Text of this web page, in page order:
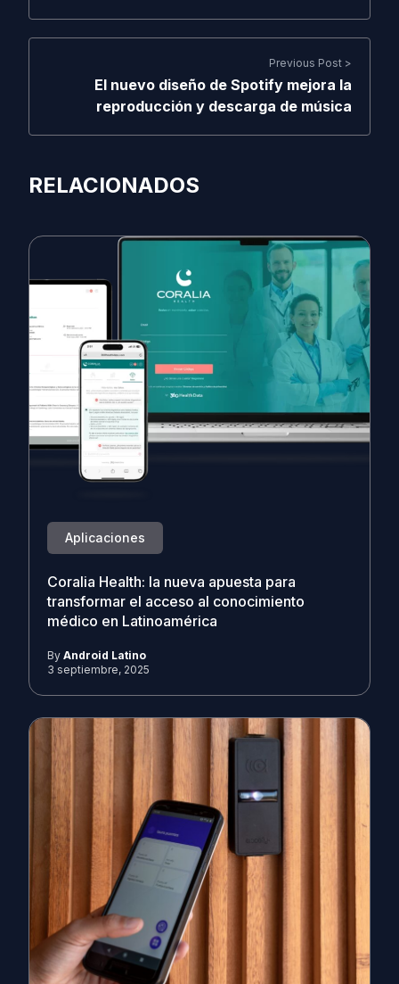
Previous Post >
El nuevo diseño de Spotify mejora la
reproducción y descarga de música
RELACIONADOS
Aplicaciones
Coralia Health: la nueva apuesta para
transformar el acceso al conocimiento
médico en Latinoamérica
By Android Latino
3 septiembre, 2025